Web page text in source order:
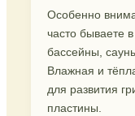
Особенно
часто бываете
бассейны,
Влажная и
для развития
пластины.